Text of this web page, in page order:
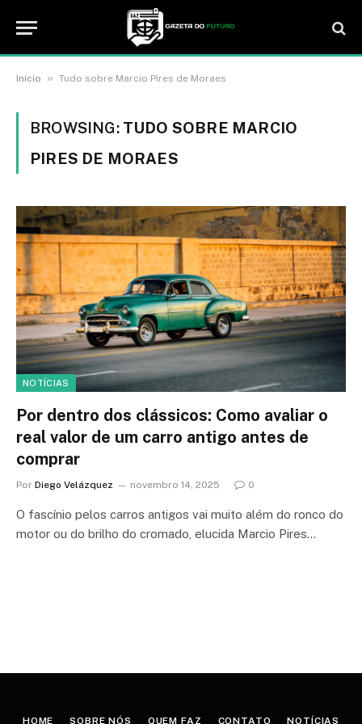
Início » Tudo sobre Marcio Pires de Moraes
BROWSING: TUDO SOBRE MARCIO
PIRES DE MORAES
NOTÍCIAS
Por dentro dos clássicos: Como avaliar o
real valor de um carro antigo antes de
comprar
Por Diego Velázquez novembro 14, 2025 0
O fascínio pelos carros antigos vai muito além do ronco do
motor ou do brilho do cromado, elucida Marcio Pires…
HOME SOBRE NÓS QUEM FAZ CONTATO NOTÍCIAS